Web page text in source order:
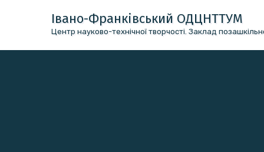
Івано-Франківський ОДЦНТТУМ
Центр науково-технічної творчості. Заклад